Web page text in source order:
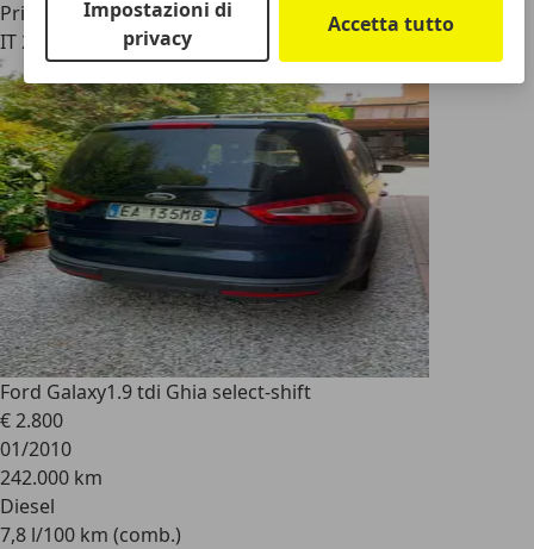
Impostazioni di
privacy
Accetta tutto
Privato
IT 20162
Ford Galaxy1.9 tdi Ghia select-shift
€ 2.800
01/2010
242.000 km
Diesel
7,8 l/100 km (comb.)